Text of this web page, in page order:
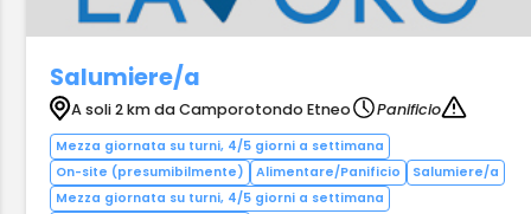
Salumiere/a
A soli 2 km da Camporotondo Etneo Panificio
Mezza giornata su turni, 4/5 giorni a settimana
On-site (presumibilmente)
Alimentare/Panificio
Salumiere/a
Mezza giornata su turni, 4/5 giorni a settimana